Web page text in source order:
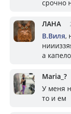
срочно
ЛАНА
В.Виля,
а
Mariа_?
У меня
то и ем